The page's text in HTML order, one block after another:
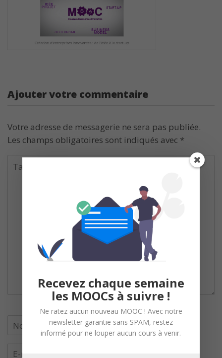
Ajouter votre commentaire
Votre adresse de messagerie ne sera pas publiée.
Les champs obligatoires sont indiqués avec *
Recevez chaque semaine
les MOOCs à suivre !
Ne ratez aucun nouveau MOOC ! Avec notre
newsletter garantie sans SPAM, restez
informé pour ne louper aucun cours à venir.